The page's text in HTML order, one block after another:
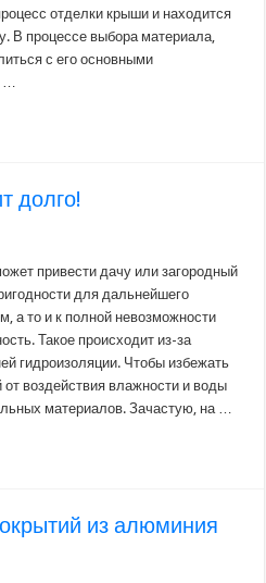
отделки крыши и находится
В процессе выбора материала,
с его основными
…
долго!
привести дачу или загородный
для дальнейшего
а то и к полной невозможности
Такое происходит из-за
гидроизоляции. Чтобы избежать
воздействия влажности и воды
материалов. Зачастую, на …
из алюминия